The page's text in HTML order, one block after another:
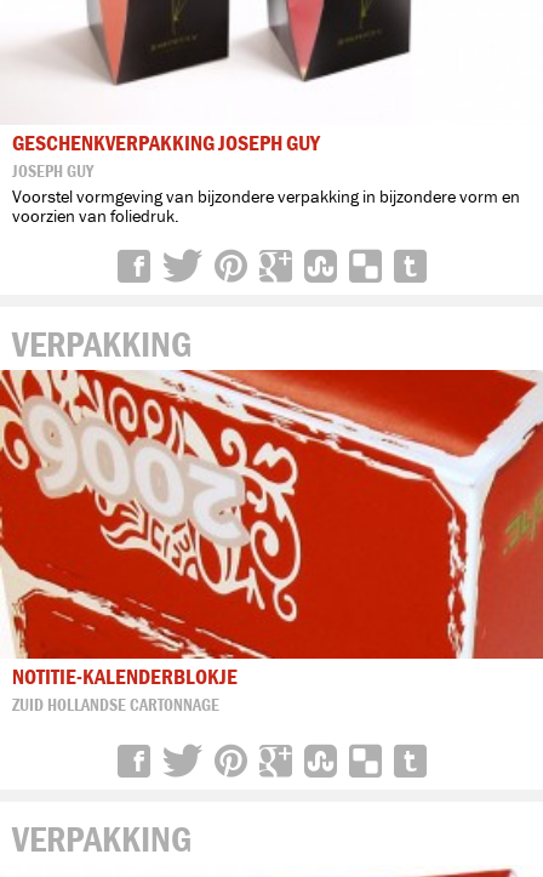
GESCHENKVERPAKKING JOSEPH GUY
JOSEPH GUY
Voorstel vormgeving van bijzondere verpakking in bijzondere vorm en
voorzien van foliedruk.
VERPAKKING
NOTITIE-KALENDERBLOKJE
ZUID HOLLANDSE CARTONNAGE
VERPAKKING